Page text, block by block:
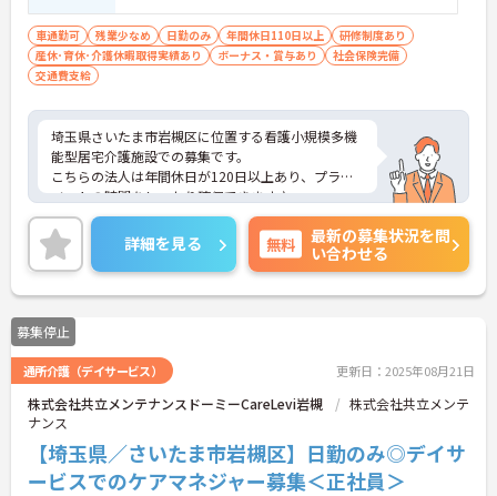
車通勤可 残業少なめ 日勤のみ 年間休日110日以上
研修制度あり
産休･育休･介護休暇取得実績あり
ボーナス・賞与あり
社会保険完備
交通費支給
埼玉県さいたま市岩槻区に位置する看護小規模多機
能型居宅介護施設での募集です。
こちらの法人は年間休日が120日以上あり、プライ
ベートの時間をしっかり確保できます♪
各種手当も用意があり、長期的にお仕事を続けたい
方にもおすすめです。
ご興味のある方はご面接のポイントをお伝えします
ので、お気軽にお問い合わせください。
詳細を見る 無料
最新の募集状況を問
い合わせる
募集停止
通所介護（デイサービス） 更新日：2025年08月21日
株式会社共立メンテナンスドーミーCareLevi岩槻
株式会社共立メンテ
ナンス
【埼玉県／さいたま市岩槻区】日勤のみ◎デイサ
ービスでのケアマネジャー募集＜正社員＞